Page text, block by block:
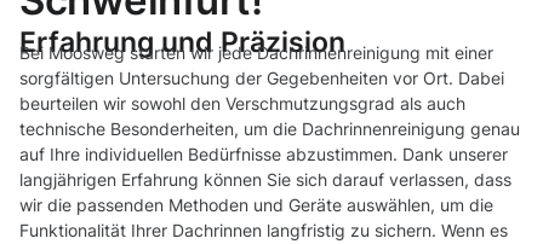
Erfahrung und Präzision
Bei Moosweg starten wir jede Dachrinnenreinigung mit einer
sorgfältigen Untersuchung der Gegebenheiten vor Ort. Dabei
beurteilen wir sowohl den Verschmutzungsgrad als auch
technische Besonderheiten, um die Dachrinnenreinigung genau
auf Ihre individuellen Bedürfnisse abzustimmen. Dank unserer
langjährigen Erfahrung können Sie sich darauf verlassen, dass
wir die passenden Methoden und Geräte auswählen, um die
Funktionalität Ihrer Dachrinnen langfristig zu sichern. Wenn es